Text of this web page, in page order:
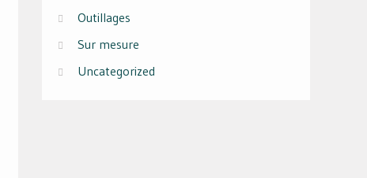
Outillages
Sur mesure
Uncategorized